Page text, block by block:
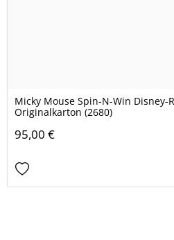
Micky Mouse Spin-N-Win Disney-
Originalkarton (2680)
95,00 €